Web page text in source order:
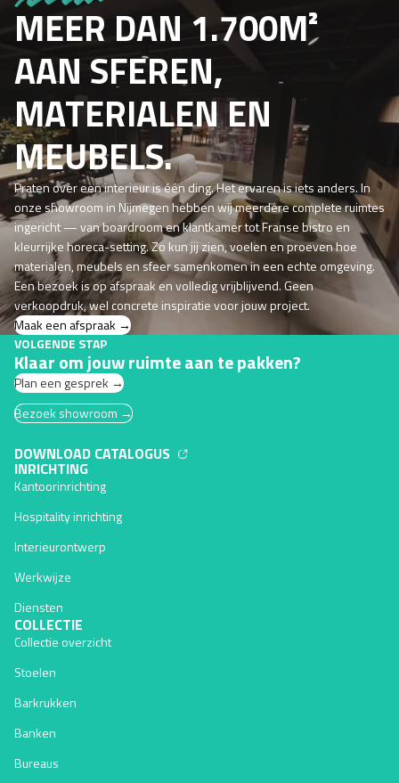
MEER DAN 1.700M²
AAN SFEREN,
MATERIALEN EN
MEUBELS.
Praten over een interieur is één ding. Het ervaren is iets anders. In
onze showroom in Nijmegen hebben wij meerdere complete ruimtes
ingericht — van boardroom en klantkamer tot Franse bistro en
kleurrijke horeca-setting. Zo kun jij zien, voelen en proeven hoe
materialen, meubels en sfeer samenkomen in een echte omgeving.
Een bezoek is op afspraak en volledig vrijblijvend. Geen
verkoopdruk, wel concrete inspiratie voor jouw project.
Maak een afspraak →
VOLGENDE STAP
Klaar om jouw ruimte aan te pakken?
Plan een gesprek →
Bezoek showroom →
DOWNLOAD CATALOGUS
INRICHTING
Kantoorinrichting
Hospitality inrichting
Interieurontwerp
Werkwijze
Diensten
COLLECTIE
Collectie overzicht
Stoelen
Barkrukken
Banken
Bureaus